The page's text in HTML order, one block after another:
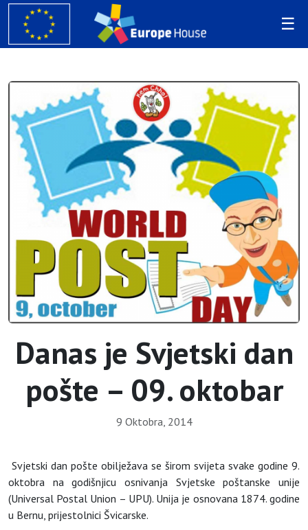
Danas je Svjetski dan
pošte – 09. oktobar
9 Oktobra, 2014
Svjetski dan pošte obilježava se širom svijeta svake godine 9.
oktobra na godišnjicu osnivanja Svjetske poštanske unije
(Universal Postal Union – UPU). Unija je osnovana 1874. godine
u Bernu, prijestolnici Švicarske.